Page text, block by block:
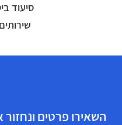
סיעוד
השאירו פרטים